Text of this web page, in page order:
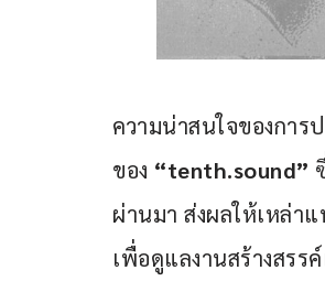
ความน่าสนใจของการ
ของ “tenth.sound”
ผ่านมา ส่งผลให้เหล่า
เพื่อดูแลงานสร้างสรร